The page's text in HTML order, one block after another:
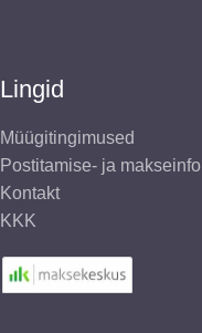
Lingid
Müügitingimused
Postitamise- ja makseinfo
Kontakt
KKK